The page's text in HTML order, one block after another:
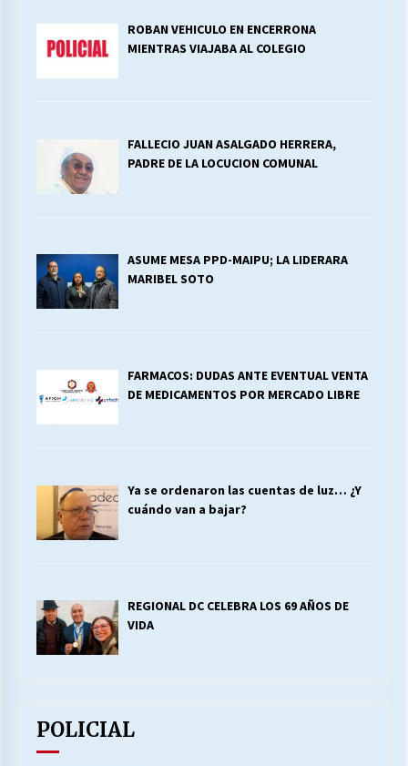
ROBAN VEHICULO EN ENCERRONA
MIENTRAS VIAJABA AL COLEGIO
FALLECIO JUAN ASALGADO HERRERA,
PADRE DE LA LOCUCION COMUNAL
ASUME MESA PPD-MAIPU; LA LIDERARA
MARIBEL SOTO
FARMACOS: DUDAS ANTE EVENTUAL VENTA
DE MEDICAMENTOS POR MERCADO LIBRE
Ya se ordenaron las cuentas de luz… ¿Y
cuándo van a bajar?
REGIONAL DC CELEBRA LOS 69 AÑOS DE
VIDA
POLICIAL